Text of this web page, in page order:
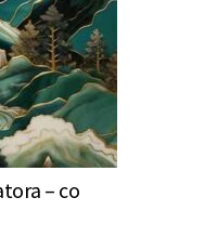
– co